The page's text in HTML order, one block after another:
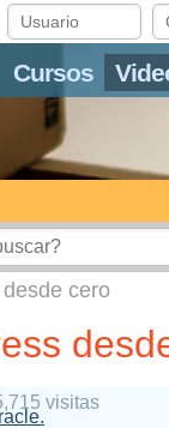
Cursos
cero
visitas